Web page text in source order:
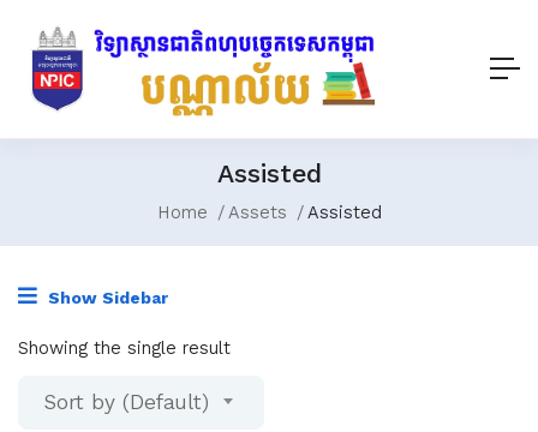
Assisted
Home Assets Assisted
Show Sidebar
Showing the single result
Sort by (Default)